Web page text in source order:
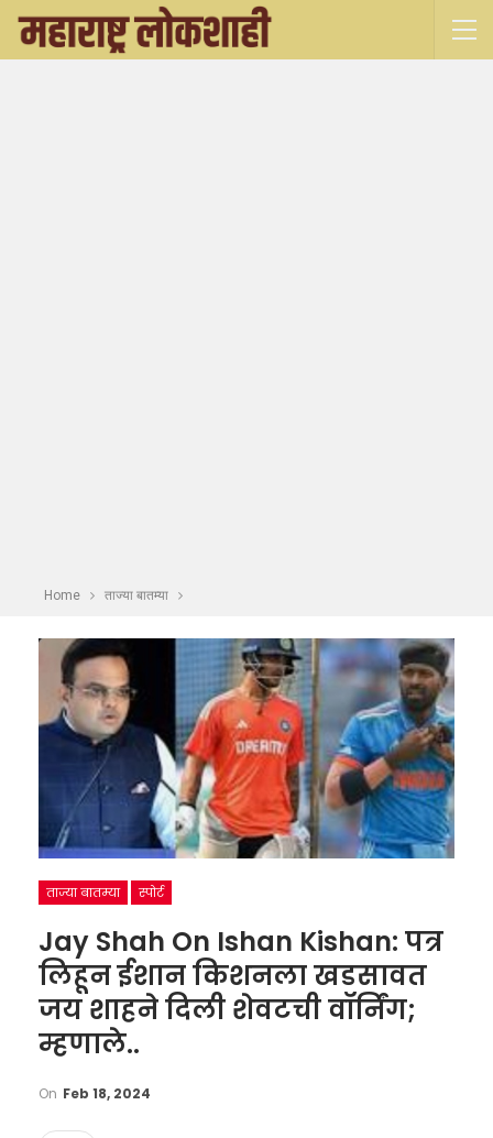
Home ताज्या बातम्या
ताज्या बातम्या स्पोर्ट
Jay Shah On Ishan Kishan: पत्र
लिहून ईशान किशनला खडसावत
जय शाहने दिली शेवटची वॉर्निंग;
म्हणाले..
On Feb 18, 2024